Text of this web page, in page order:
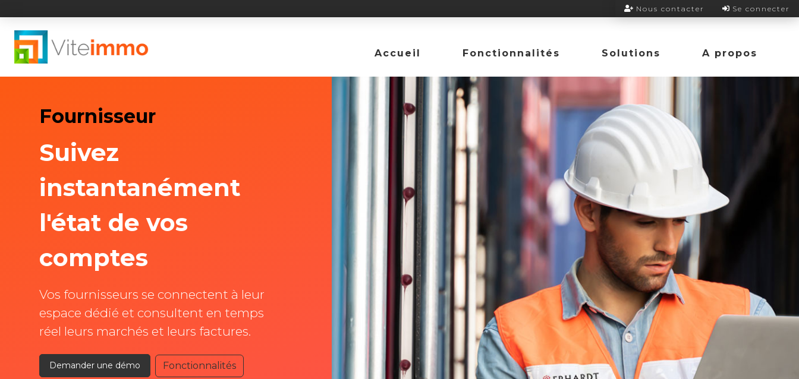
Nous contacter Se connecter
Accueil Fonctionnalités Solutions A propos
Fournisseur
Suivez
instantanément
l'état de vos
comptes
Vos fournisseurs se connectent à leur
espace dédié et consultent en temps
réel leurs marchés et leurs factures.
Demander une démo Fonctionnalités